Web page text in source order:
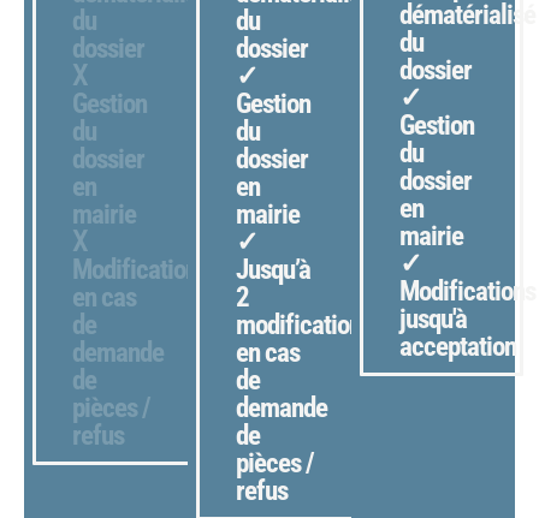
du
dossier
Ⅹ
Gestion
du
dossier
en
mairie
Ⅹ
Modifications
en cas
de
demande
de
pièces /
refus
du
dossier
✓
Gestion
du
dossier
en
mairie
✓
Jusqu’à
2
modifications
en cas
de
demande
de
pièces /
refus
dématérialisé
du
dossier
✓
Gestion
du
dossier
en
mairie
✓
Modifications
jusqu'à
acceptation